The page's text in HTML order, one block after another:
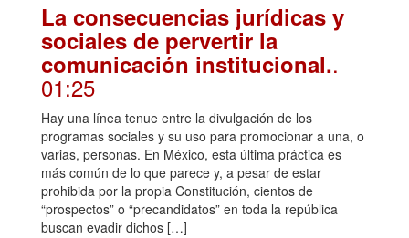
La consecuencias jurídicas y
sociales de pervertir la
comunicación institucional..
01:25
Hay una línea tenue entre la divulgación de los
programas sociales y su uso para promocionar a una, o
varias, personas. En México, esta última práctica es
más común de lo que parece y, a pesar de estar
prohibida por la propia Constitución, cientos de
“prospectos” o “precandidatos” en toda la república
buscan evadir dichos […]